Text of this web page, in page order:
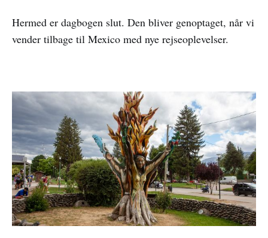
Hermed er dagbogen slut. Den bliver genoptaget, når vi
vender tilbage til Mexico med nye rejseoplevelser.